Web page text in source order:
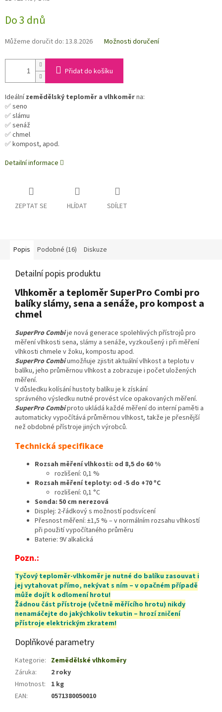
Do 3 dnů
Můžeme doručit do: 13.8.2026 Možnosti doručení
Přidat do košíku
Ideálnízemědělský teploměr a vlhkoměrna:
✅ seno
✅ slámu
✅ senáž
✅ chmel
✅ kompost, apod.
Detailní informace
ZEPTAT SE HLÍDAT SDÍLET
Popis Podobné (16) Diskuze
Detailní popis produktu
Vlhkoměr a teploměr SuperPro Combi pro
balíky slámy, sena a senáže, pro kompost a
chmel
SuperPro Combije nová generace spolehlivých přístrojů pro
měření vlhkosti sena, slámy a senáže, vyzkoušený i při měření
vlhkosti chmele v žoku, kompostu apod.
SuperPro Combiumožňuje zjistit aktuální vlhkost a teplotu v
balíku, jeho průměrnou vlhkost a zobrazuje i počet uložených
měření.
V důsledku kolísání hustoty balíku je k získání
správného výsledku nutné provést více opakovaných měření.
SuperPro Combiproto ukládá každé měření do interní paměti a
automaticky vypočítává průměrnou vlhkost, takže je přesnější
než obdobné přístroje jiných výrobců.
Technická specifikace
Rozsah měření vlhkosti: od 8,5 do 60 %
rozlišení: 0,1 %
Rozsah měření teploty: od -5 do +70 ºC
rozlišení: 0,1 °C
Sonda: 50 cm nerezová
Displej: 2-řádkový s možností podsvícení
Přesnost měření: ±1,5 % – v normálním rozsahu vlhkostí
při použití vypočítaného průměru
Baterie: 9V alkalická
Pozn.:
Tyčový teploměr-vlhkoměr je nutné do balíku zasouvat i
jej vytahovat přímo, nekývat s ním – v opačném případě
může dojít k odlomení hrotu!
Žádnou část přístroje (včetně měřícího hrotu) nikdy
nenamáčejte do jakýchkoliv tekutin – hrozí zničení
přístroje elektrickým zkratem!
Doplňkové parametry
Kategorie: Zemědělské vlhkoměry
Záruka:
2 roky
Hmotnost:
1 kg
EAN: 0571380050010